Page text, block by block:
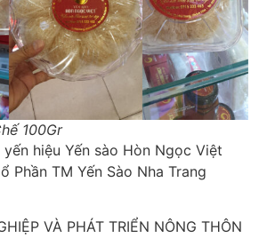
100Gr
hiệu Yến sào Hòn Ngọc Việt
Phần TM Yến Sào Nha Trang
VÀ PHÁT TRIỂN NÔNG THÔN